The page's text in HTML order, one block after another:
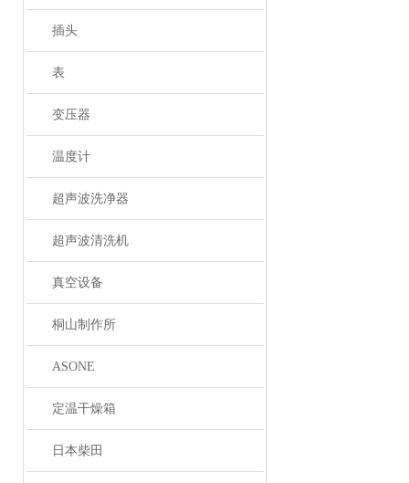
插头
表
变压器
温度计
超声波洗净器
超声波清洗机
真空设备
桐山制作所
ASONE
定温干燥箱
日本柴田